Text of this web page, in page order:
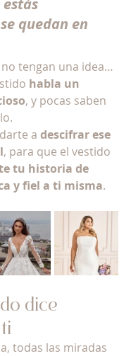
estás
quedan en
tengan una idea…
habla un
, y pocas saben
a descifrar ese
, para que el vestido
tu historia de
y fiel a ti misma.
dice
todas las miradas